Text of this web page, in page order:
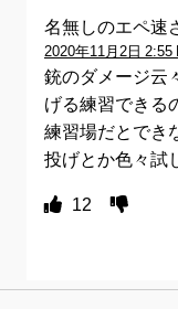
名無しのエペ速
2020年11月2日 2:55
銃のダメージ云
げる練習できる
練習場だとでき
投げとか色々試
12